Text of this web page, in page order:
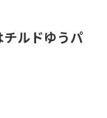
ルドゆうパ